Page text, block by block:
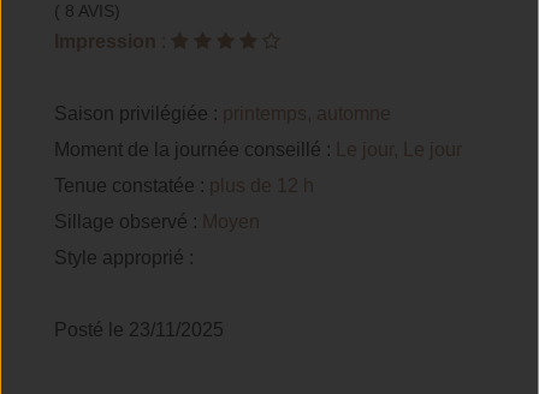
( 8 AVIS)
Impression :
Saison privilégiée : printemps, automne
Moment de la journée conseillé :
Le jour, Le jour
Tenue constatée : plus de 12 h
Sillage observé : Moyen
Style approprié :
Posté le 23/11/2025